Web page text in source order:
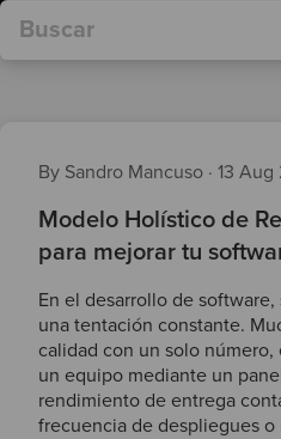
By Sandro Mancuso · 13
Modelo Holístico de
para mejorar tu
En el desarrollo de
una tentación constante.
calidad con un solo
un equipo mediante un
rendimiento de entrega
frecuencia de despliegues o